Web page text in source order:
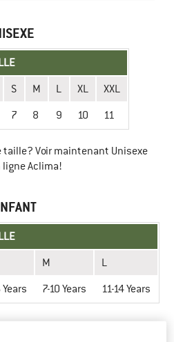
S M L XL XXL
7 8 9 10 11
Voir maintenant Unisexe
Aclima!
M L
7-10 Years 11-14 Years